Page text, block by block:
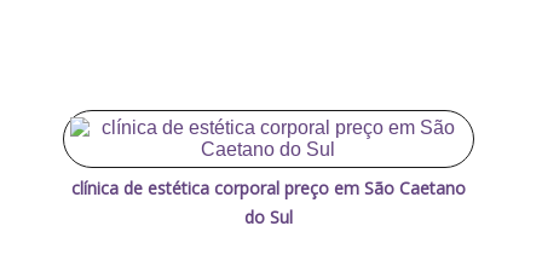
clínica de estética corporal preço em São Caetano
do Sul